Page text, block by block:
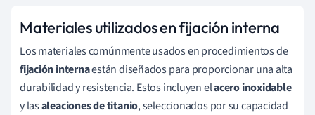
Materiales utilizados en fijación interna
Los materiales comúnmente usados en procedimientos de
fijación internaestán diseñados para proporcionar una alta
durabilidad y resistencia. Estos incluyen elacero inoxidable
y lasaleaciones de titanio, seleccionados por su capacidad